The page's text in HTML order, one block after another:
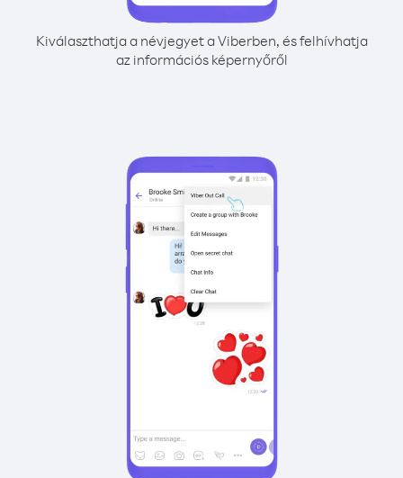
Kiválaszthatja a névjegyet a Viberben, és felhívhatja
az információs képernyőről